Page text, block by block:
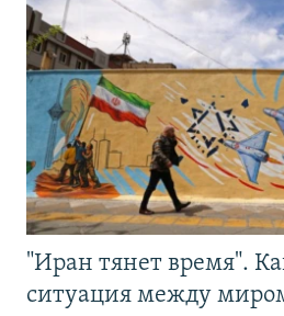
"Иран тянет время".
ситуация между